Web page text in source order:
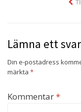
Comment
Lämna ett svar
Din e-postadress
märkta *
Kommentar*